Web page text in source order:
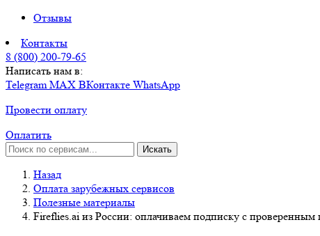
Отзывы
Контакты
8 (800) 200-79-65
Написать нам в:
TelegramMAX ВКонтакте WhatsApp
Провести оплату
Оплатить
Искать
Назад
Оплата зарубежных сервисов
Полезные материалы
Fireflies.ai из России: оплачиваем подписку с проверенным